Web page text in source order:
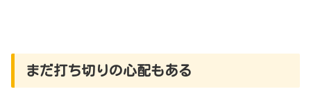
まだ打ち切りの心配もある